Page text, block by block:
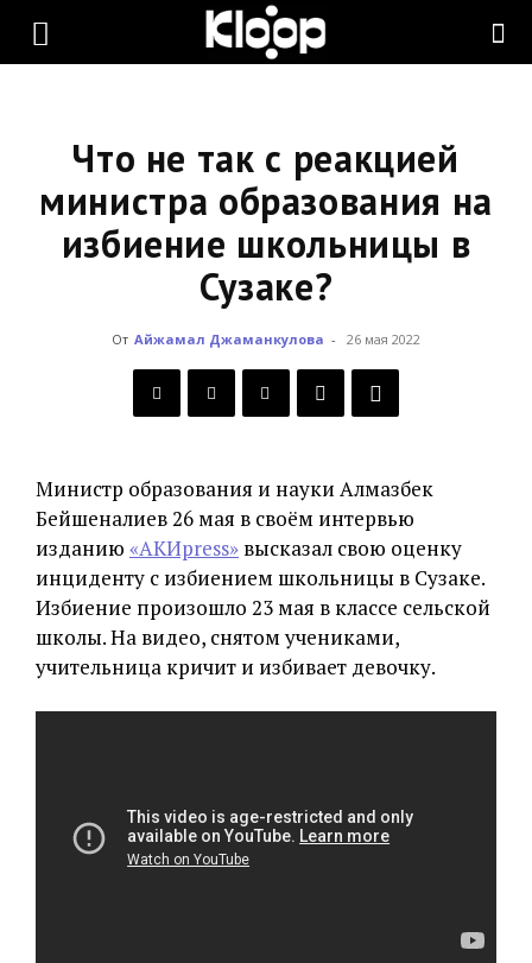
KLOOP.KG
Новости
Кыргызстана
Что не так с реакцией
министра образования на
избиение школьницы в
Сузаке?
От Айжамал Джаманкулова - 26 мая 2022
Министр образования и науки Алмазбек
Бейшеналиев 26 мая в своём интервью
изданию «АКИpress» высказал свою оценку
инциденту с избиением школьницы в Сузаке.
Избиение произошло 23 мая в классе сельской
школы. На видео, снятом учениками,
учительница кричит и избивает девочку.